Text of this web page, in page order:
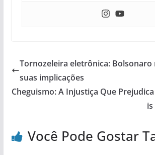
Tornozeleira eletrônica: Bolsonaro
suas implicações
Cheguismo: A Injustiça Que
Você Pode Gostar